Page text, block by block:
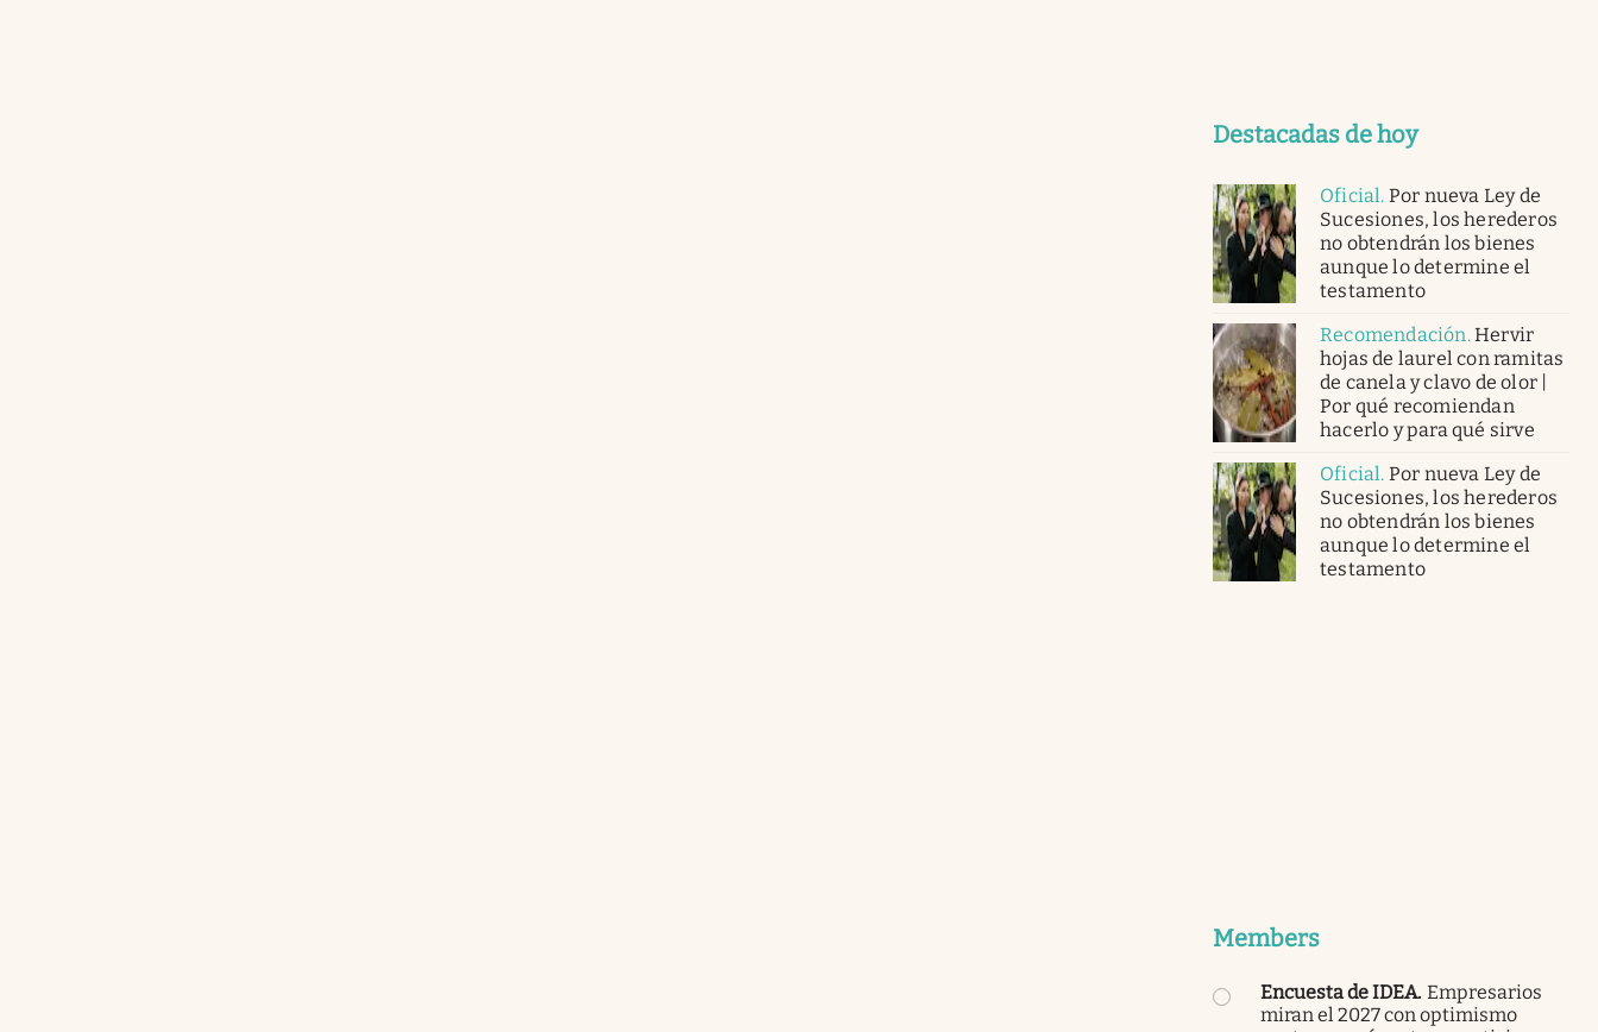
Destacadas de hoy
Oficial. Por nueva Ley de
Sucesiones, los herederos
no obtendrán los bienes
aunque lo determine el
testamento
Recomendación.Hervir
hojas de laurel con ramitas
de canela y clavo de olor |
Por qué recomiendan
hacerlo y para qué sirve
Oficial. Por nueva Ley de
Sucesiones, los herederos
no obtendrán los bienes
aunque lo determine el
testamento
Members
Encuesta de IDEA. Empresarios
miran el 2027 con optimismo